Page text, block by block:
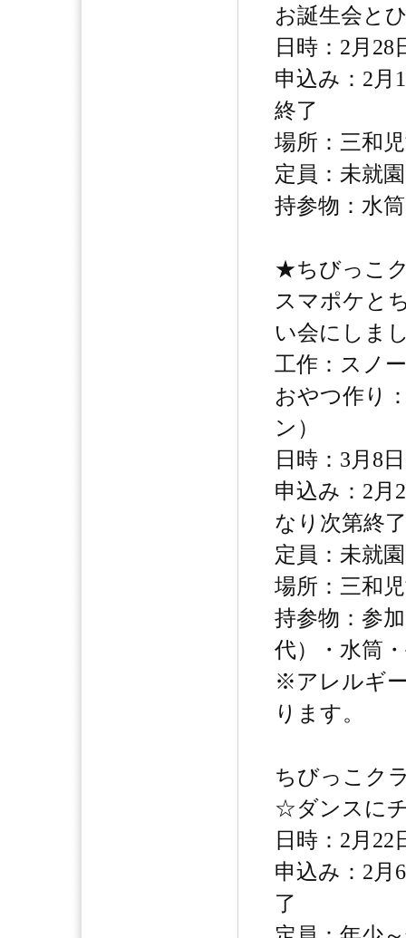
お誕生会と
日時：2月28
申込み：2
終了
場所：三和
定員：未就
持参物：水筒
★ちびっこ
スマポケと
い会にしま
工作：スノ
おやつ作り
ン）
日時：3月8
申込み：2
なり次第終了
定員：未就
場所：三和
持参物：参
代）・水筒
※アレルギ
ります。
ちびっこク
☆ダンスに
日時：2月22
申込み：2
了